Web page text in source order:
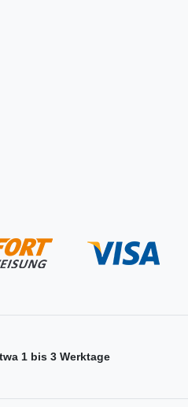
1 bis 3 Werktage